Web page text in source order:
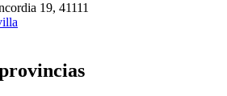
19, 41111